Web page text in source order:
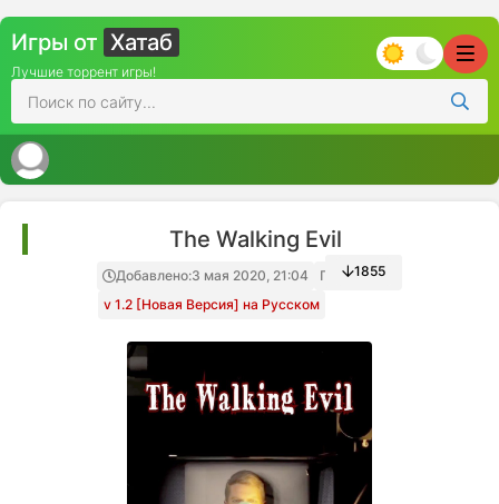
Игры от Хатаб
Лучшие торрент игры!
The Walking Evil
Добавлено:3 мая 2020, 21:04
Папка игры
v 1.2 [Новая Версия] на Русском
1855